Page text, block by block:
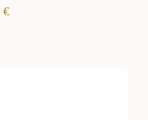
€Fascia